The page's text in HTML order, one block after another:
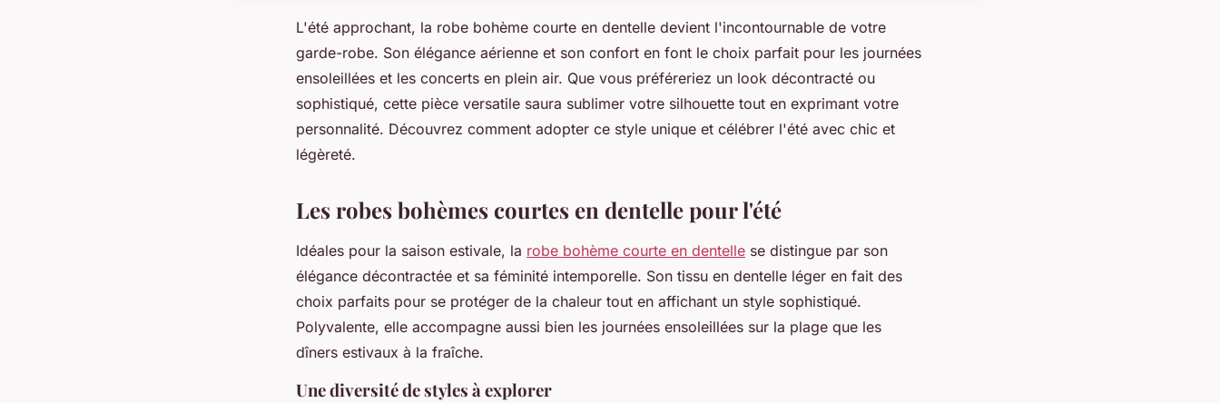
L'été approchant, la robe bohème courte en dentelle devient l'incontournable de votre
garde-robe. Son élégance aérienne et son confort en font le choix parfait pour les journées
ensoleillées et les concerts en plein air. Que vous préféreriez un look décontracté ou
sophistiqué, cette pièce versatile saura sublimer votre silhouette tout en exprimant votre
personnalité. Découvrez comment adopter ce style unique et célébrer l'été avec chic et
légèreté.
Les robes bohèmes courtes en dentelle pour l'été
Idéales pour la saison estivale, la robe bohème courte en dentelle se distingue par son
élégance décontractée et sa féminité intemporelle. Son tissu en dentelle léger en fait des
choix parfaits pour se protéger de la chaleur tout en affichant un style sophistiqué.
Polyvalente, elle accompagne aussi bien les journées ensoleillées sur la plage que les
dîners estivaux à la fraîche.
Une diversité de styles à explorer